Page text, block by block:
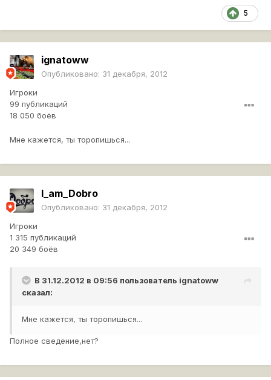
5
ignatoww
Опубликовано: 31 декабря, 2012
Игроки
99 публикаций
18 050 боёв
Мне кажется, ты торопишься...
I_am_Dobro
Опубликовано: 31 декабря, 2012
Игроки
1 315 публикаций
20 349 боёв
В 31.12.2012 в 09:56 пользователь ignatoww
сказал:
Мне кажется, ты торопишься...
Полное сведение,нет?